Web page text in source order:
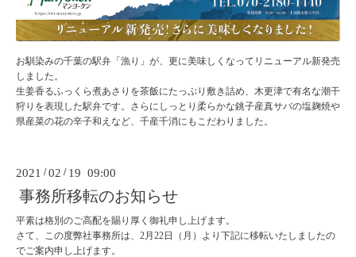
お馴染みの千葉の駅弁「漁り 」が、更に美味しくなってリニューアル新発売
しました。
生姜香るふっくら煮あさりを茶飯にたっぷり敷き詰め、木更津で有名な潮干
狩りを表現した駅弁です。さらにしっとり柔らかな銚子産真サバの塩麹焼や
県産菜の花の辛子和えなど、千産千消にもこだわりました。
2021 /02 / 19 09:00
事務所移転のお知らせ
平素は格別のご高配を賜り厚く御礼申し上げます。
さて、この度弊社事務所は、2月22日（月）より下記に移転いたしましたの
でご案内申し上げます。